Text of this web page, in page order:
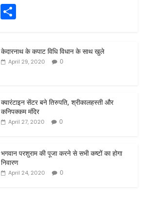
E
m
ai ar
e
केदारनाथ के कपाट विधि विधान के साथ खुले
April 29, 2020 0
क्वारंटाइन सेंटर बने तिरुपति, श्रीकालहस्ती और
कनिपक्कम मंदिर
April 27, 2020 0
भगवान परशुराम की पूजा करने से सभी कष्टों का होगा
निवारण
April 24, 2020 0